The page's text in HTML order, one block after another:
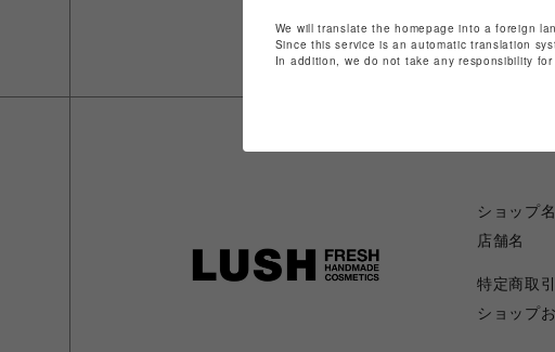
ショップ名
店舗名
特定商取
ショップ
We will translate the homepage into a foreign
Since this service is an automatic translation
In addition, we do not take any responsibility